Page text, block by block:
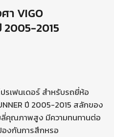
า VIGO
2005-2015
รเฟนเดอร์ สำหรับรถยี่ห้อ
ปี 2005-2015 สลักของ
ลี่คุณภาพสูง มีความทนทานต่อ
งกันการสึกหรอ